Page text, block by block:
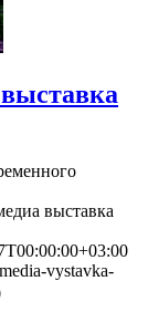
выставка
vystavka-